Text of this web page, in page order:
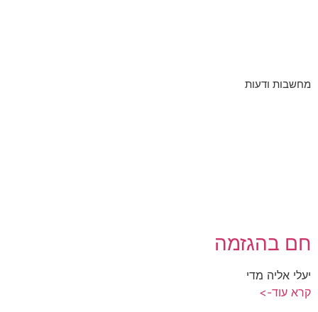
מחשבות ודעות
חם בהגזמה
יעלי אליה מדי
קרא עוד->